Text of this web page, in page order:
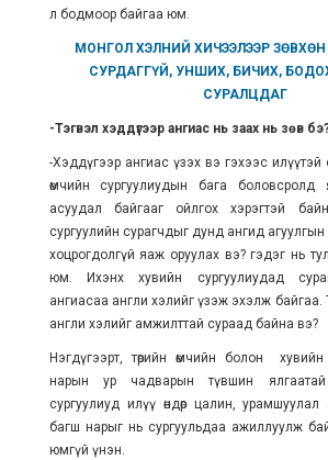
л бодмоор байгаа юм.
МОНГОЛ ХЭЛНИЙ ХИЧЭЭЛЭЭР
СУРДАГГҮЙ, УНШИХ, БИЧИХ,
СУРАЛЦДАГ
-Тэгвэл хэддүгээр ангиас нь заах нь зөв
-Хэддүгээр ангиас үзэх вэ гэхээс илүүтэй
өмчийн сургуулиудын бага боловсролд
асуудал байгааг ойлгох хэрэгтэй
сургуулийн сурагчдыг дунд ангид
хоцрогдолгүй яаж оруулах вэ? гэдэг нь
юм. Ихэнх хувийн сургуулиудад
ангиасаа англи хэлийг үзэж эхэлж байгаа.
англи хэлийг амжилттай сураад байна вэ?
Нэгдүгээрт, төрийн өмчийн болон
нарын ур чадварын түвшин
сургуулиуд илүү өндөр цалин,
багш нарыг нь сургуульдаа ажиллуулж
юмгүй үнэн.